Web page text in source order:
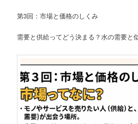
第3回：市場と価格のしくみ
需要と供給ってどう決まる？水の需要と